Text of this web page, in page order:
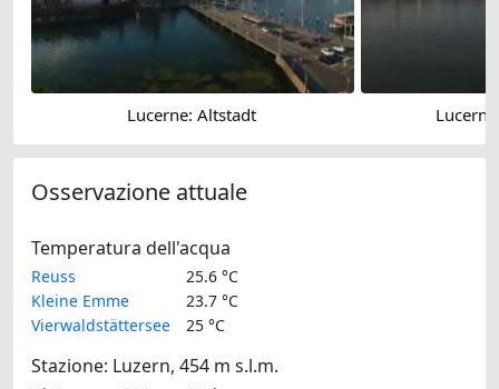
Lucerne: Altstadt
Osservazione attuale
Temperatura dell'acqua
Reuss
25.6 °C
Kleine Emme
23.7 °C
Vierwaldstättersee
25 °C
Stazione: Luzern, 454 m s.l.m.